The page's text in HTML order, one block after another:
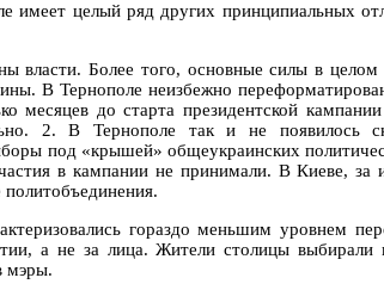
имеет целый ряд других принципиальных
власти. Более того, основные силы в целом
В Тернополе неизбежно
месяцев до старта президентской
2. В Тернополе так и не появилось
под «крышей» общеукраинских
в кампании не принимали. В Киеве,
политобъединения.
гораздо меньшим уровнем
а не за лица. Жители столицы
мэры.